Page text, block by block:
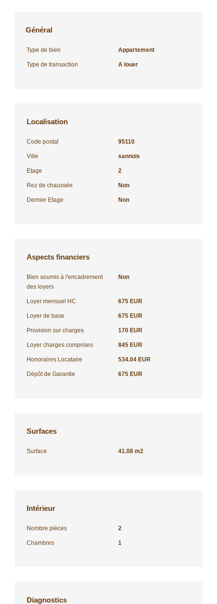
Général
Type de bien Appartement
Type de transaction A louer
Localisation
Code postal 95110
Ville sannois
Etage 2
Rez de chaussée Non
Dernier Etage Non
Aspects financiers
Bien soumis à l'encadrement
des loyers
Non
Loyer mensuel HC 675 EUR
Loyer de base 675 EUR
Provision sur charges 170 EUR
Loyer charges comprises 845 EUR
Honoraires Locataire 534.04 EUR
Dépôt de Garantie 675 EUR
Surfaces
Surface 41.08 m2
Intérieur
Nombre pièces 2
Chambres 1
Diagnostics